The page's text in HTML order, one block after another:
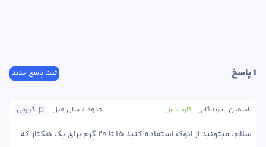
ثبت پاسخ جدید 1 پاسخ
گزارش حدود 2 سال قبل کارشناس یاسمین  ایرندگانی